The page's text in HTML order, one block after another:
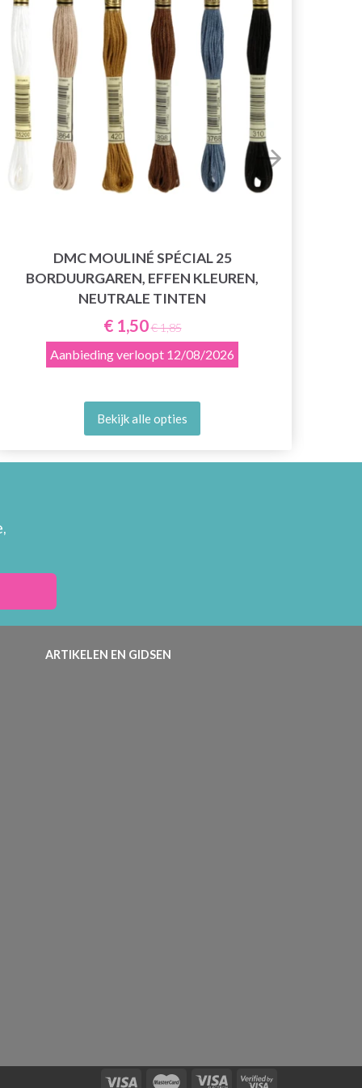
DMC MOULINÉ SPÉCIAL 25
BORDUURGAREN, EFFEN KLEUREN,
NEUTRALE TINTEN
€ 1,50€ 1,85
Aanbieding verloopt 12/08/2026
Bekijk alle opties
ARTIKELEN EN GIDSEN